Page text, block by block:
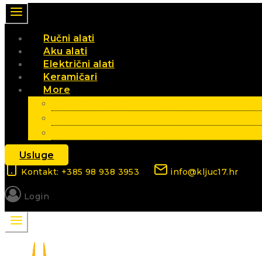
Ručni alati
Aku alati
Električni alati
Keramičari
More
Usluge
Kontakt: +385 98 938 3953 info@kljuc17.hr
Login